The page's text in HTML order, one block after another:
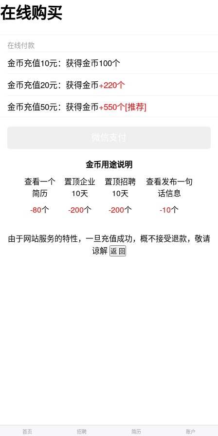
在线购买
在线付款
金币充值10元：获得金币100个
金币充值20元：获得金币+220个
金币充值50元：获得金币+550个[推荐]
金币用途说明
查看一个
简历
置顶企业
10天
置顶招聘
10天
查看发布一句
话信息
-80个 -200个 -200个 -10个
由于网站服务的特性，一旦充值成功，概不接受退款，敬请
谅解
首页 招聘 简历 账户